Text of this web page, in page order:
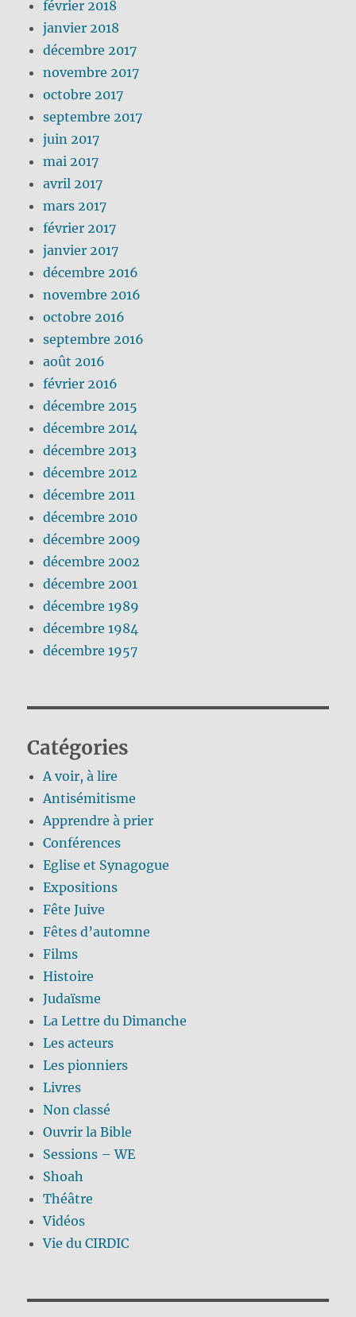
février 2018
janvier 2018
décembre 2017
novembre 2017
octobre 2017
septembre 2017
juin 2017
mai 2017
avril 2017
mars 2017
février 2017
janvier 2017
décembre 2016
novembre 2016
octobre 2016
septembre 2016
août 2016
février 2016
décembre 2015
décembre 2014
décembre 2013
décembre 2012
décembre 2011
décembre 2010
décembre 2009
décembre 2002
décembre 2001
décembre 1989
décembre 1984
décembre 1957
Catégories
A voir, à lire
Antisémitisme
Apprendre à prier
Conférences
Eglise et Synagogue
Expositions
Fête Juive
Fêtes d’automne
Films
Histoire
Judaïsme
La Lettre du Dimanche
Les acteurs
Les pionniers
Livres
Non classé
Ouvrir la Bible
Sessions – WE
Shoah
Théâtre
Vidéos
Vie du CIRDIC